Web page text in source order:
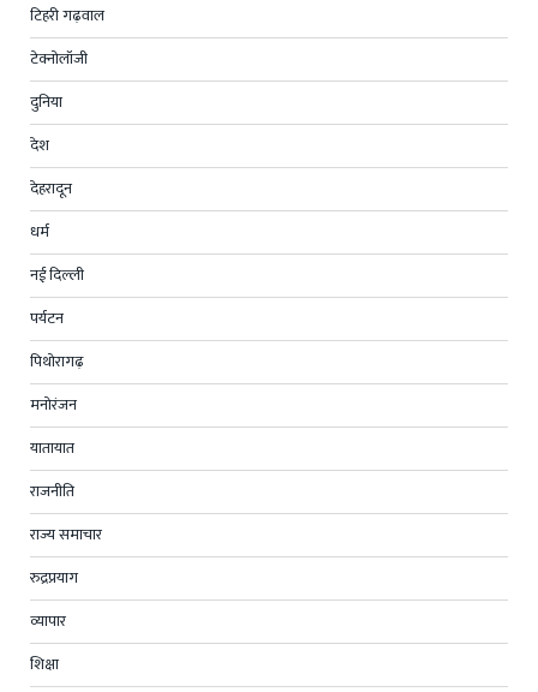
टिहरी गढ़वाल
टेक्नोलॉजी
दुनिया
देश
देहरादून
धर्म
नई दिल्ली
पर्यटन
पिथोरागढ़
मनोरंजन
यातायात
राजनीति
राज्य समाचार
रुद्रप्रयाग
व्यापार
शिक्षा